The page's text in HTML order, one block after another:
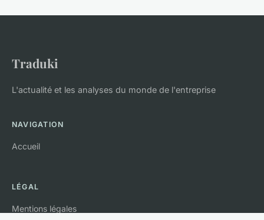
Traduki
L'actualité et les analyses du monde de l'entreprise
NAVIGATION
Accueil
LÉGAL
Mentions légales